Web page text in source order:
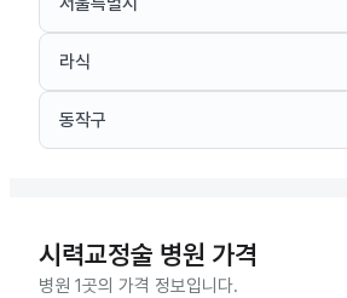
라식
동작구
시력교정술 병원 가격
병원 1곳의 가격 정보입니다.